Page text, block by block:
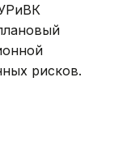
рисков.